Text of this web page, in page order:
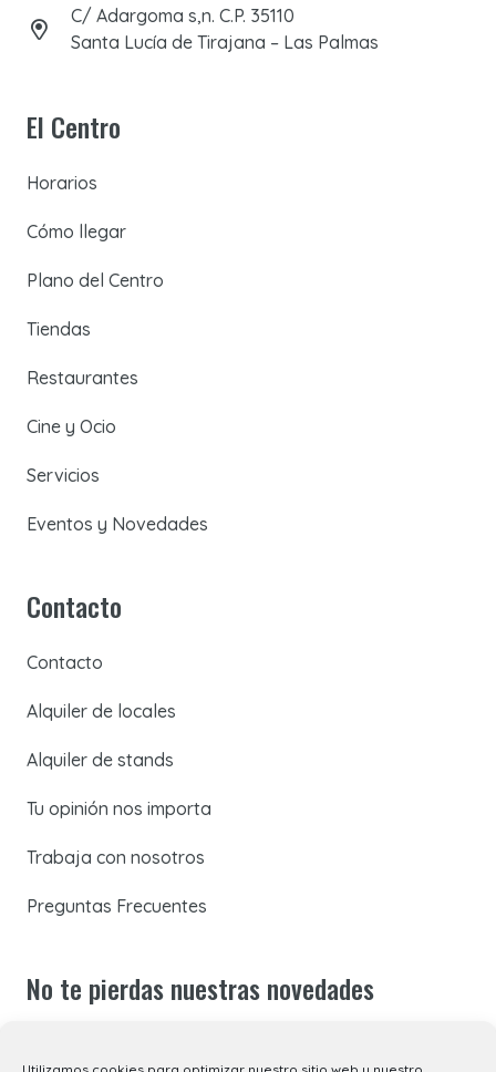
C/ Adargoma s,n. C.P. 35110
Santa Lucía de Tirajana – Las Palmas
El Centro
Horarios
Cómo llegar
Plano del Centro
Tiendas
Restaurantes
Cine y Ocio
Servicios
Eventos y Novedades
Contacto
Contacto
Alquiler de locales
Alquiler de stands
Tu opinión nos importa
Trabaja con nosotros
Preguntas Frecuentes
No te pierdas nuestras novedades